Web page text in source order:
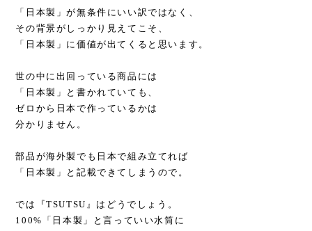
「日本製」が無条件にいい訳ではなく、
その背景がしっかり見えてこそ、
「日本製」に価値が出てくると思います。
世の中に出回っている商品には
「日本製」と書かれていても、
ゼロから日本で作っているかは
分かりません。
部品が海外製でも日本で組み立てれば
「日本製」と記載できてしまうので。
では『TSUTSU』はどうでしょう。
100%「日本製」と言っていい水筒に